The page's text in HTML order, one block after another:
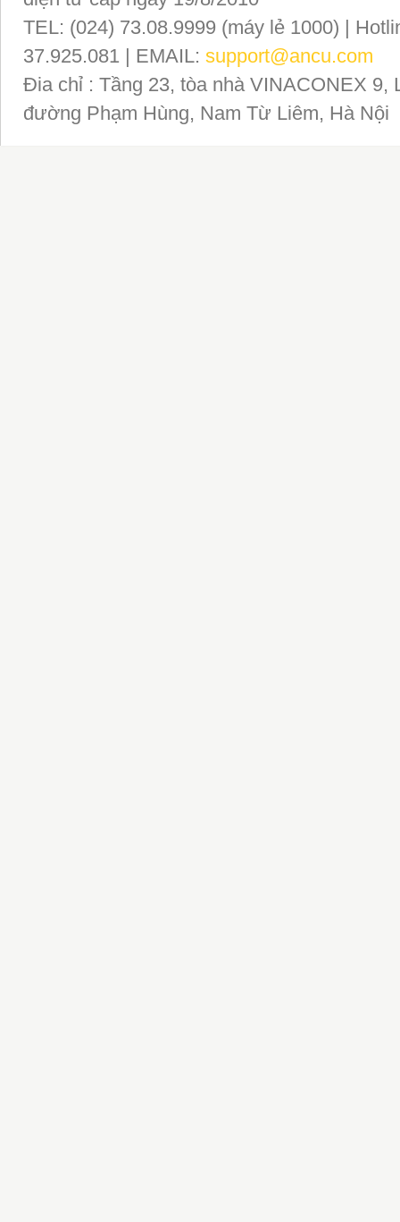
TEL: (024) 73.08.9999 (máy lẻ 1000) |
37.925.081 | EMAIL: support@ancu.com
Đia chỉ : Tầng 23, tòa nhà VINACONEX 9,
đường Phạm Hùng, Nam Từ Liêm, Hà Nội